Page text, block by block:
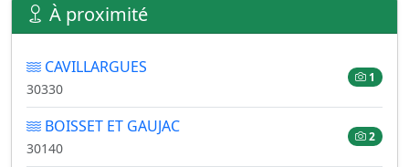
À proximité
CAVILLARGUES
30330
1
BOISSET ET GAUJAC
30140
2